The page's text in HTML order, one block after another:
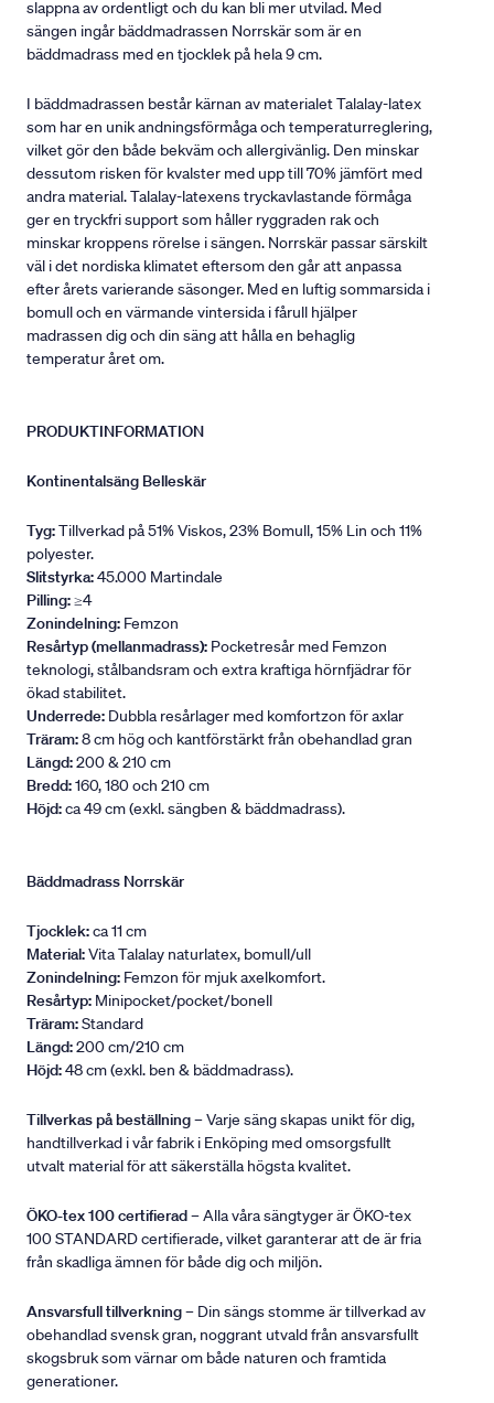
slappna av ordentligt och du kan bli mer utvilad. Med
sängen ingår bäddmadrassen Norrskär som är en
bäddmadrass med en tjocklek på hela 9 cm.
I bäddmadrassen består kärnan av materialet Talalay-latex
som har en unik andningsförmåga och temperaturreglering,
vilket gör den både bekväm och allergivänlig. Den minskar
dessutom risken för kvalster med upp till 70% jämfört med
andra material. Talalay-latexens tryckavlastande förmåga
ger en tryckfri support som håller ryggraden rak och
minskar kroppens rörelse i sängen. Norrskär passar särskilt
väl i det nordiska klimatet eftersom den går att anpassa
efter årets varierande säsonger. Med en luftig sommarsida i
bomull och en värmande vintersida i fårull hjälper
madrassen dig och din säng att hålla en behaglig
temperatur året om.
PRODUKTINFORMATION
Kontinentalsäng Belleskär
Tyg:Tillverkad på 51% Viskos, 23% Bomull, 15% Lin och 11%
polyester.
Slitstyrka:45.000 Martindale
Pilling:≥4
Zonindelning: Femzon
Resårtyp (mellanmadrass): Pocketresår med Femzon
teknologi, stålbandsram och extra kraftiga hörnfjädrar för
ökad stabilitet.
Underrede: Dubbla resårlager med komfortzon för axlar
Träram:8 cm hög och kantförstärkt från obehandlad gran
Längd:200 & 210 cm
Bredd:160, 180 och 210 cm
Höjd:ca 49 cm (exkl. sängben & bäddmadrass).
Bäddmadrass Norrskär
Tjocklek:ca 11 cm
Material:Vita Talalay naturlatex, bomull/ull
Zonindelning: Femzon för mjuk axelkomfort.
Resårtyp: Minipocket/pocket/bonell
Träram:Standard
Längd:200 cm/210 cm
Höjd:48 cm (exkl. ben & bäddmadrass).
Tillverkas på beställning– Varje säng skapas unikt för dig,
handtillverkad i vår fabrik i Enköping med omsorgsfullt
utvalt material för att säkerställa högsta kvalitet.
ÖKO-tex 100 certifierad– Alla våra sängtyger är ÖKO-tex
100 STANDARD certifierade, vilket garanterar att de är fria
från skadliga ämnen för både dig och miljön.
Ansvarsfull tillverkning– Din sängs stomme är tillverkad av
obehandlad svensk gran, noggrant utvald från ansvarsfullt
skogsbruk som värnar om både naturen och framtida
generationer.